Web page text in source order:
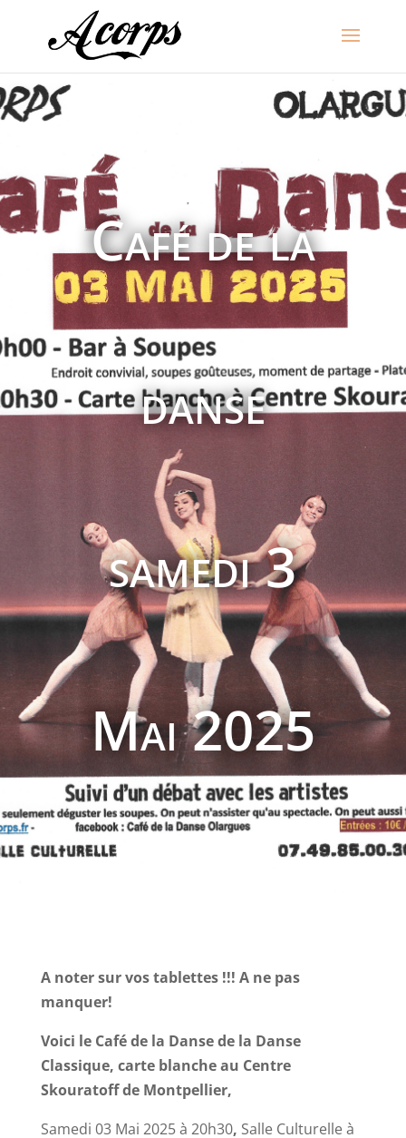
Café de la
danse
samedi 3
Mai 2025
A noter sur vos tablettes !!! A ne pas
manquer!
Voici le Café de la Danse de la Danse
Classique, carte blanche au Centre
Skouratoff de Montpellier,
Samedi 03 Mai 2025 à 20h30, Salle Culturelle à